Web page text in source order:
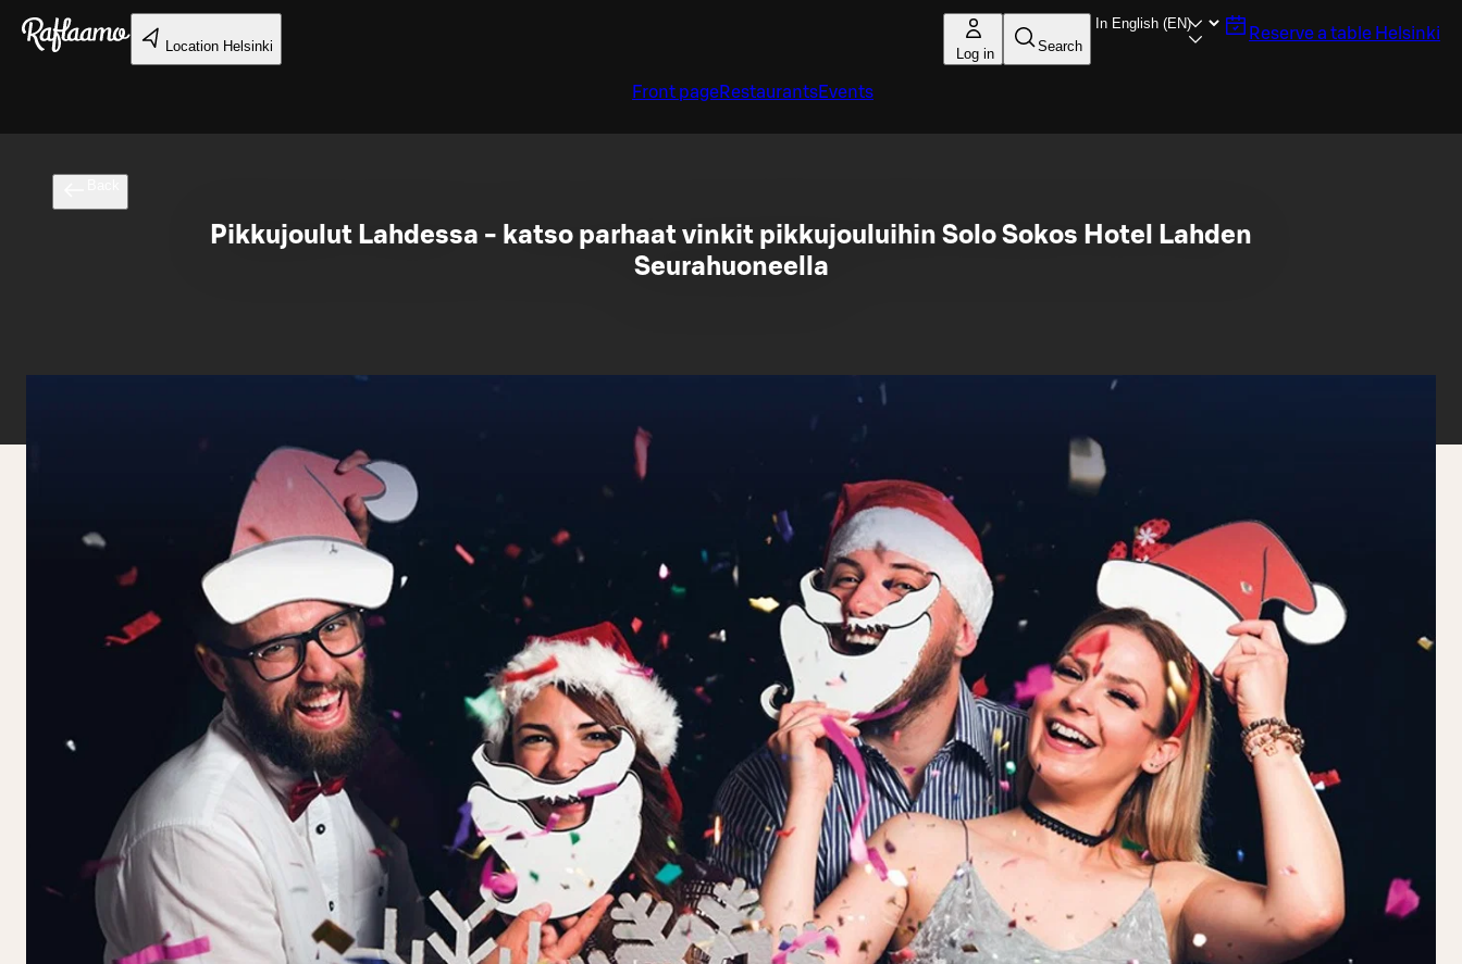
Skip to main content
Location Helsinki Log in Search
Reserve a table Helsinki
Front pageRestaurantsEvents
Pikkujoulut Lahdessa - katso parhaat vinkit pikkujouluihin Solo Sokos Hotel Lahden
Seurahuoneella